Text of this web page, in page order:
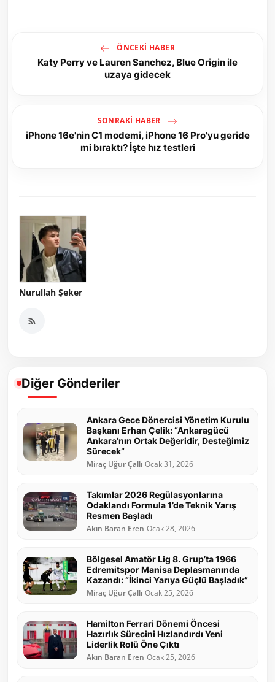
ÖNCEKI HABER
Katy Perry ve Lauren Sanchez, Blue Origin ile
uzaya gidecek
SONRAKI HABER
iPhone 16e'nin C1 modemi, iPhone 16 Pro'yu geride
mi bıraktı? İşte hız testleri
Nurullah Şeker
Diğer Gönderiler
Ankara Gece Dönercisi Yönetim Kurulu
Başkanı Erhan Çelik: “Ankaragücü
Ankara’nın Ortak Değeridir, Desteğimiz
Sürecek”
Miraç Uğur Çallı Ocak 31, 2026
Takımlar 2026 Regülasyonlarına
Odaklandı Formula 1’de Teknik Yarış
Resmen Başladı
Akın Baran Eren Ocak 28, 2026
Bölgesel Amatör Lig 8. Grup’ta 1966
Edremitspor Manisa Deplasmanında
Kazandı: “İkinci Yarıya Güçlü Başladık”
Miraç Uğur Çallı Ocak 25, 2026
Hamilton Ferrari Dönemi Öncesi
Hazırlık Sürecini Hızlandırdı Yeni
Liderlik Rolü Öne Çıktı
Akın Baran Eren Ocak 25, 2026